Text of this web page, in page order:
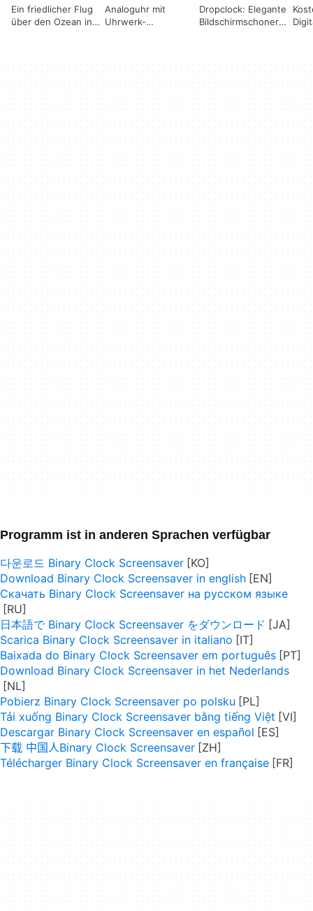
Ein friedlicher Flug
über den Ozean in
Analoguhr mit
Uhrwerk-
Dropclock: Elegante
Bildschirmschoner
Programm ist in anderen Sprachen verfügbar
다운로드 Binary Clock Screensaver
Download Binary Clock Screensaver in english
Скачать Binary Clock Screensaver на русском языке
日本語で Binary Clock Screensaver をダウンロード
Scarica Binary Clock Screensaver in italiano
Baixada do Binary Clock Screensaver em português
Download Binary Clock Screensaver in het Nederlands
Pobierz Binary Clock Screensaver po polsku
Tải xuống Binary Clock Screensaver bằng tiếng Việt
Descargar Binary Clock Screensaver en español
下载 中国人Binary Clock Screensaver
Télécharger Binary Clock Screensaver en française